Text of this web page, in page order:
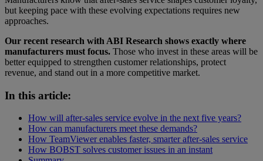
but keeping pace with these evolving expectations requires new
approaches.
Our recent research with ABI Research shows exactly where
manufacturers must focus. Those who invest in these areas will be
better equipped to strengthen customer relationships, protect
revenue, and stand out in a more competitive market.
In this article:
How will after-sales service evolve in the next five years?
How can manufacturers meet these demands?
How TeamViewer enables faster, smarter after-sales service
How BOBST solves customer issues in an instant